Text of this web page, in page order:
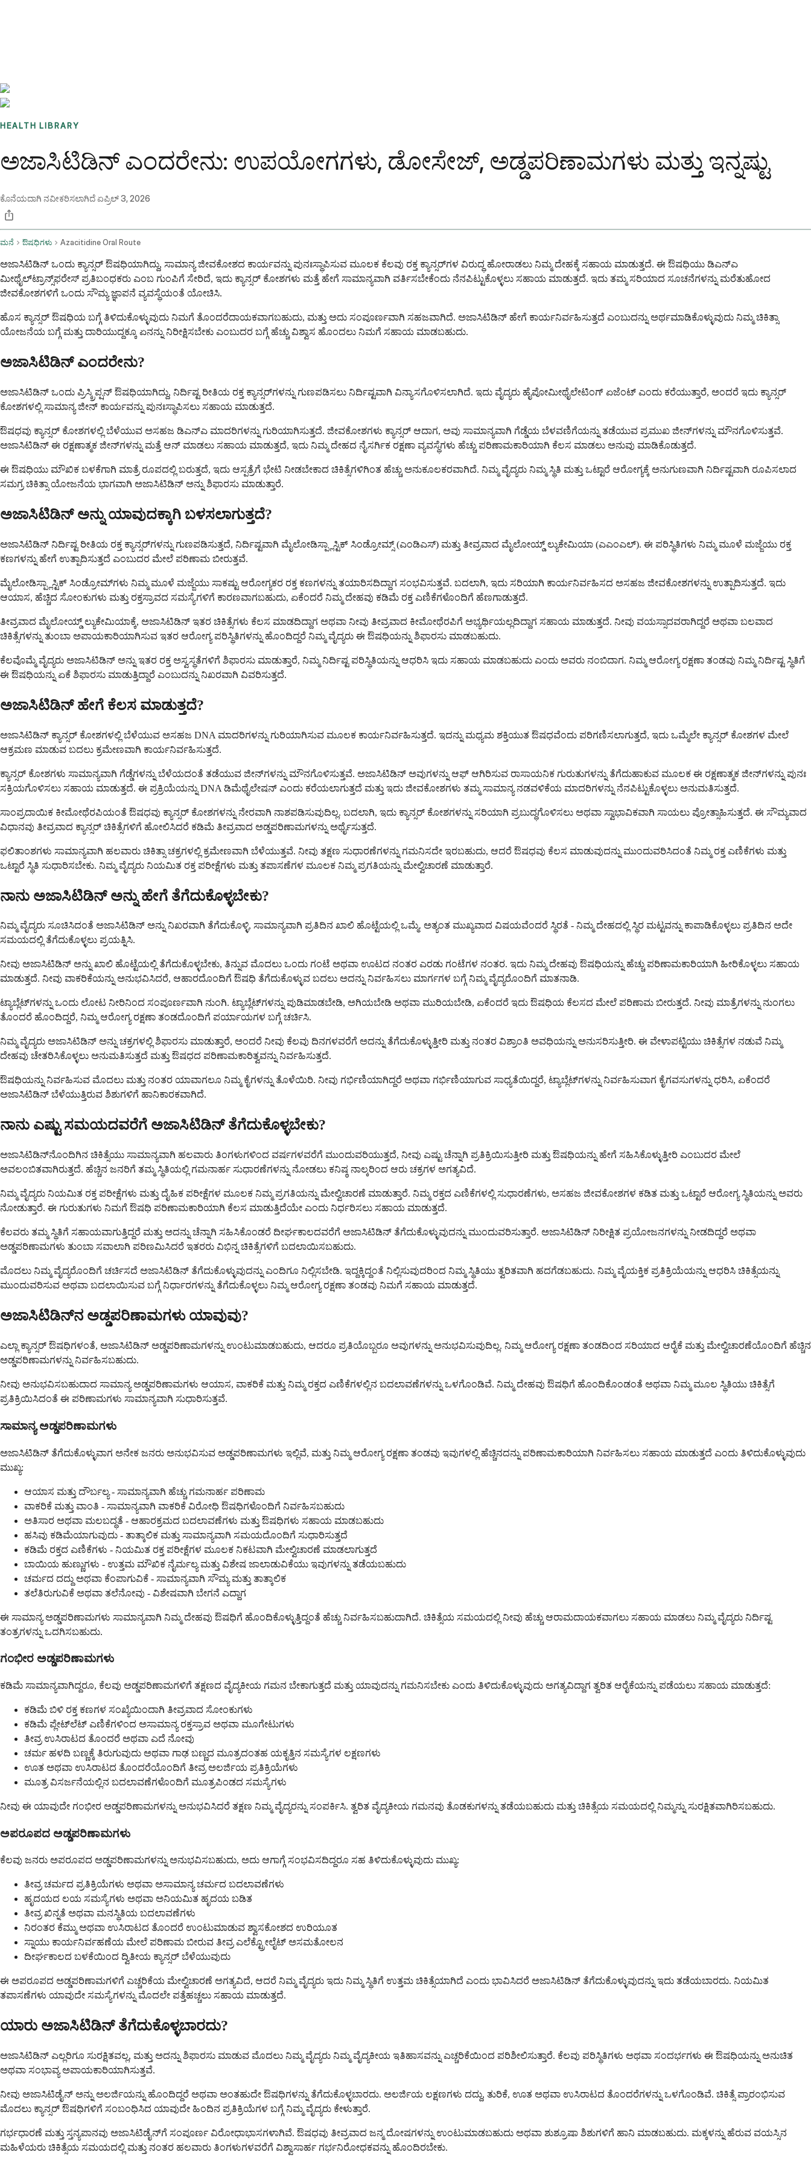
HEALTH LIBRARY
ಅಜಾಸಿಟಿಡಿನ್ ಎಂದರೇನು: ಉಪಯೋಗಗಳು, ಡೋಸೇಜ್, ಅಡ್ಡಪರಿಣಾಮಗಳು ಮತ್ತು ಇನ್ನಷ್ಟು
ಕೊನೆಯದಾಗಿ ನವೀಕರಿಸಲಾಗಿದೆಏಪ್ರಿಲ್ 3, 2026
ಮನೆ ಔಷಧಿಗಳು Azacitidine Oral Route
ಅಜಾಸಿಟಿಡಿನ್ ಒಂದು ಕ್ಯಾನ್ಸರ್ ಔಷಧಿಯಾಗಿದ್ದು, ಸಾಮಾನ್ಯ ಜೀವಕೋಶದ ಕಾರ್ಯವನ್ನು ಪುನಃಸ್ಥಾಪಿಸುವ ಮೂಲಕ ಕೆಲವು ರಕ್ತ ಕ್ಯಾನ್ಸರ್‌ಗಳ ವಿರುದ್ಧ ಹೋರಾಡಲು ನಿಮ್ಮ ದೇಹಕ್ಕೆ ಸಹಾಯ ಮಾಡುತ್ತದೆ. ಈ ಔಷಧಿಯು ಡಿಎನ್ಎ
ಮೀಥೈಲ್‌ಟ್ರಾನ್ಸ್‌ಫರೇಸ್ ಪ್ರತಿಬಂಧಕರು ಎಂಬ ಗುಂಪಿಗೆ ಸೇರಿದೆ, ಇದು ಕ್ಯಾನ್ಸರ್ ಕೋಶಗಳು ಮತ್ತೆ ಹೇಗೆ ಸಾಮಾನ್ಯವಾಗಿ ವರ್ತಿಸಬೇಕೆಂದು ನೆನಪಿಟ್ಟುಕೊಳ್ಳಲು ಸಹಾಯ ಮಾಡುತ್ತದೆ. ಇದು ತಮ್ಮ ಸರಿಯಾದ ಸೂಚನೆಗಳನ್ನು ಮರೆತುಹೋದ
ಜೀವಕೋಶಗಳಿಗೆ ಒಂದು ಸೌಮ್ಯ ಜ್ಞಾಪನೆ ವ್ಯವಸ್ಥೆಯಂತೆ ಯೋಚಿಸಿ.
ಹೊಸ ಕ್ಯಾನ್ಸರ್ ಔಷಧಿಯ ಬಗ್ಗೆ ತಿಳಿದುಕೊಳ್ಳುವುದು ನಿಮಗೆ ತೊಂದರೆದಾಯಕವಾಗಬಹುದು, ಮತ್ತು ಅದು ಸಂಪೂರ್ಣವಾಗಿ ಸಹಜವಾಗಿದೆ. ಅಜಾಸಿಟಿಡಿನ್ ಹೇಗೆ ಕಾರ್ಯನಿರ್ವಹಿಸುತ್ತದೆ ಎಂಬುದನ್ನು ಅರ್ಥಮಾಡಿಕೊಳ್ಳುವುದು ನಿಮ್ಮ ಚಿಕಿತ್ಸಾ
ಯೋಜನೆಯ ಬಗ್ಗೆ ಮತ್ತು ದಾರಿಯುದ್ದಕ್ಕೂ ಏನನ್ನು ನಿರೀಕ್ಷಿಸಬೇಕು ಎಂಬುದರ ಬಗ್ಗೆ ಹೆಚ್ಚು ವಿಶ್ವಾಸ ಹೊಂದಲು ನಿಮಗೆ ಸಹಾಯ ಮಾಡಬಹುದು.
ಅಜಾಸಿಟಿಡಿನ್ ಎಂದರೇನು?
ಅಜಾಸಿಟಿಡಿನ್ ಒಂದು ಪ್ರಿಸ್ಕ್ರಿಪ್ಷನ್ ಔಷಧಿಯಾಗಿದ್ದು, ನಿರ್ದಿಷ್ಟ ರೀತಿಯ ರಕ್ತ ಕ್ಯಾನ್ಸರ್‌ಗಳನ್ನು ಗುಣಪಡಿಸಲು ನಿರ್ದಿಷ್ಟವಾಗಿ ವಿನ್ಯಾಸಗೊಳಿಸಲಾಗಿದೆ. ಇದು ವೈದ್ಯರು ಹೈಪೋಮೀಥೈಲೇಟಿಂಗ್ ಏಜೆಂಟ್ ಎಂದು ಕರೆಯುತ್ತಾರೆ, ಅಂದರೆ ಇದು ಕ್ಯಾನ್ಸರ್
ಕೋಶಗಳಲ್ಲಿ ಸಾಮಾನ್ಯ ಜೀನ್ ಕಾರ್ಯವನ್ನು ಪುನಃಸ್ಥಾಪಿಸಲು ಸಹಾಯ ಮಾಡುತ್ತದೆ.
ಔಷಧವು ಕ್ಯಾನ್ಸರ್ ಕೋಶಗಳಲ್ಲಿ ಬೆಳೆಯುವ ಅಸಹಜ ಡಿಎನ್ಎ ಮಾದರಿಗಳನ್ನು ಗುರಿಯಾಗಿಸುತ್ತದೆ. ಜೀವಕೋಶಗಳು ಕ್ಯಾನ್ಸರ್ ಆದಾಗ, ಅವು ಸಾಮಾನ್ಯವಾಗಿ ಗೆಡ್ಡೆಯ ಬೆಳವಣಿಗೆಯನ್ನು ತಡೆಯುವ ಪ್ರಮುಖ ಜೀನ್‌ಗಳನ್ನು ಮೌನಗೊಳಿಸುತ್ತವೆ.
ಅಜಾಸಿಟಿಡಿನ್ ಈ ರಕ್ಷಣಾತ್ಮಕ ಜೀನ್‌ಗಳನ್ನು ಮತ್ತೆ ಆನ್ ಮಾಡಲು ಸಹಾಯ ಮಾಡುತ್ತದೆ, ಇದು ನಿಮ್ಮ ದೇಹದ ನೈಸರ್ಗಿಕ ರಕ್ಷಣಾ ವ್ಯವಸ್ಥೆಗಳು ಹೆಚ್ಚು ಪರಿಣಾಮಕಾರಿಯಾಗಿ ಕೆಲಸ ಮಾಡಲು ಅನುವು ಮಾಡಿಕೊಡುತ್ತದೆ.
ಈ ಔಷಧಿಯು ಮೌಖಿಕ ಬಳಕೆಗಾಗಿ ಮಾತ್ರೆ ರೂಪದಲ್ಲಿ ಬರುತ್ತದೆ, ಇದು ಆಸ್ಪತ್ರೆಗೆ ಭೇಟಿ ನೀಡಬೇಕಾದ ಚಿಕಿತ್ಸೆಗಳಿಗಿಂತ ಹೆಚ್ಚು ಅನುಕೂಲಕರವಾಗಿದೆ. ನಿಮ್ಮ ವೈದ್ಯರು ನಿಮ್ಮ ಸ್ಥಿತಿ ಮತ್ತು ಒಟ್ಟಾರೆ ಆರೋಗ್ಯಕ್ಕೆ ಅನುಗುಣವಾಗಿ ನಿರ್ದಿಷ್ಟವಾಗಿ ರೂಪಿಸಲಾದ
ಸಮಗ್ರ ಚಿಕಿತ್ಸಾ ಯೋಜನೆಯ ಭಾಗವಾಗಿ ಅಜಾಸಿಟಿಡಿನ್ ಅನ್ನು ಶಿಫಾರಸು ಮಾಡುತ್ತಾರೆ.
ಅಜಾಸಿಟಿಡಿನ್ ಅನ್ನು ಯಾವುದಕ್ಕಾಗಿ ಬಳಸಲಾಗುತ್ತದೆ?
ಅಜಾಸಿಟಿಡಿನ್ ನಿರ್ದಿಷ್ಟ ರೀತಿಯ ರಕ್ತ ಕ್ಯಾನ್ಸರ್‌ಗಳನ್ನು ಗುಣಪಡಿಸುತ್ತದೆ, ನಿರ್ದಿಷ್ಟವಾಗಿ ಮೈಲೋಡಿಸ್ಪ್ಲಾಸ್ಟಿಕ್ ಸಿಂಡ್ರೋಮ್ಸ್ (ಎಂಡಿಎಸ್) ಮತ್ತು ತೀವ್ರವಾದ ಮೈಲೋಯ್ಡ್ ಲ್ಯುಕೇಮಿಯಾ (ಎಎಂಎಲ್). ಈ ಪರಿಸ್ಥಿತಿಗಳು ನಿಮ್ಮ ಮೂಳೆ ಮಜ್ಜೆಯು ರಕ್ತ
ಕಣಗಳನ್ನು ಹೇಗೆ ಉತ್ಪಾದಿಸುತ್ತದೆ ಎಂಬುದರ ಮೇಲೆ ಪರಿಣಾಮ ಬೀರುತ್ತವೆ.
ಮೈಲೋಡಿಸ್ಪ್ಲಾಸ್ಟಿಕ್ ಸಿಂಡ್ರೋಮ್‌ಗಳು ನಿಮ್ಮ ಮೂಳೆ ಮಜ್ಜೆಯು ಸಾಕಷ್ಟು ಆರೋಗ್ಯಕರ ರಕ್ತ ಕಣಗಳನ್ನು ತಯಾರಿಸದಿದ್ದಾಗ ಸಂಭವಿಸುತ್ತವೆ. ಬದಲಾಗಿ, ಇದು ಸರಿಯಾಗಿ ಕಾರ್ಯನಿರ್ವಹಿಸದ ಅಸಹಜ ಜೀವಕೋಶಗಳನ್ನು ಉತ್ಪಾದಿಸುತ್ತದೆ. ಇದು
ಆಯಾಸ, ಹೆಚ್ಚಿದ ಸೋಂಕುಗಳು ಮತ್ತು ರಕ್ತಸ್ರಾವದ ಸಮಸ್ಯೆಗಳಿಗೆ ಕಾರಣವಾಗಬಹುದು, ಏಕೆಂದರೆ ನಿಮ್ಮ ದೇಹವು ಕಡಿಮೆ ರಕ್ತ ಎಣಿಕೆಗಳೊಂದಿಗೆ ಹೆಣಗಾಡುತ್ತದೆ.
ತೀವ್ರವಾದ ಮೈಲೋಯ್ಡ್ ಲ್ಯುಕೇಮಿಯಾಕ್ಕೆ, ಅಜಾಸಿಟಿಡಿನ್ ಇತರ ಚಿಕಿತ್ಸೆಗಳು ಕೆಲಸ ಮಾಡದಿದ್ದಾಗ ಅಥವಾ ನೀವು ತೀವ್ರವಾದ ಕೀಮೋಥೆರಪಿಗೆ ಅಭ್ಯರ್ಥಿಯಲ್ಲದಿದ್ದಾಗ ಸಹಾಯ ಮಾಡುತ್ತದೆ. ನೀವು ವಯಸ್ಸಾದವರಾಗಿದ್ದರೆ ಅಥವಾ ಬಲವಾದ
ಚಿಕಿತ್ಸೆಗಳನ್ನು ತುಂಬಾ ಅಪಾಯಕಾರಿಯಾಗಿಸುವ ಇತರ ಆರೋಗ್ಯ ಪರಿಸ್ಥಿತಿಗಳನ್ನು ಹೊಂದಿದ್ದರೆ ನಿಮ್ಮ ವೈದ್ಯರು ಈ ಔಷಧಿಯನ್ನು ಶಿಫಾರಸು ಮಾಡಬಹುದು.
ಕೆಲವೊಮ್ಮೆ ವೈದ್ಯರು ಅಜಾಸಿಟಿಡಿನ್ ಅನ್ನು ಇತರ ರಕ್ತ ಅಸ್ವಸ್ಥತೆಗಳಿಗೆ ಶಿಫಾರಸು ಮಾಡುತ್ತಾರೆ, ನಿಮ್ಮ ನಿರ್ದಿಷ್ಟ ಪರಿಸ್ಥಿತಿಯನ್ನು ಆಧರಿಸಿ ಇದು ಸಹಾಯ ಮಾಡಬಹುದು ಎಂದು ಅವರು ನಂಬಿದಾಗ. ನಿಮ್ಮ ಆರೋಗ್ಯ ರಕ್ಷಣಾ ತಂಡವು ನಿಮ್ಮ ನಿರ್ದಿಷ್ಟ ಸ್ಥಿತಿಗೆ
ಈ ಔಷಧಿಯನ್ನು ಏಕೆ ಶಿಫಾರಸು ಮಾಡುತ್ತಿದ್ದಾರೆ ಎಂಬುದನ್ನು ನಿಖರವಾಗಿ ವಿವರಿಸುತ್ತದೆ.
ಅಜಾಸಿಟಿಡಿನ್ ಹೇಗೆ ಕೆಲಸ ಮಾಡುತ್ತದೆ?
ಅಜಾಸಿಟಿಡಿನ್ ಕ್ಯಾನ್ಸರ್ ಕೋಶಗಳಲ್ಲಿ ಬೆಳೆಯುವ ಅಸಹಜ DNA ಮಾದರಿಗಳನ್ನು ಗುರಿಯಾಗಿಸುವ ಮೂಲಕ ಕಾರ್ಯನಿರ್ವಹಿಸುತ್ತದೆ. ಇದನ್ನು ಮಧ್ಯಮ ಶಕ್ತಿಯುತ ಔಷಧವೆಂದು ಪರಿಗಣಿಸಲಾಗುತ್ತದೆ, ಇದು ಒಮ್ಮೆಲೇ ಕ್ಯಾನ್ಸರ್ ಕೋಶಗಳ ಮೇಲೆ
ಆಕ್ರಮಣ ಮಾಡುವ ಬದಲು ಕ್ರಮೇಣವಾಗಿ ಕಾರ್ಯನಿರ್ವಹಿಸುತ್ತದೆ.
ಕ್ಯಾನ್ಸರ್ ಕೋಶಗಳು ಸಾಮಾನ್ಯವಾಗಿ ಗೆಡ್ಡೆಗಳನ್ನು ಬೆಳೆಯದಂತೆ ತಡೆಯುವ ಜೀನ್‌ಗಳನ್ನು ಮೌನಗೊಳಿಸುತ್ತವೆ. ಅಜಾಸಿಟಿಡಿನ್ ಅವುಗಳನ್ನು ಆಫ್ ಆಗಿರಿಸುವ ರಾಸಾಯನಿಕ ಗುರುತುಗಳನ್ನು ತೆಗೆದುಹಾಕುವ ಮೂಲಕ ಈ ರಕ್ಷಣಾತ್ಮಕ ಜೀನ್‌ಗಳನ್ನು ಪುನಃ
ಸಕ್ರಿಯಗೊಳಿಸಲು ಸಹಾಯ ಮಾಡುತ್ತದೆ. ಈ ಪ್ರಕ್ರಿಯೆಯನ್ನು DNA ಡಿಮೆಥೈಲೇಷನ್ ಎಂದು ಕರೆಯಲಾಗುತ್ತದೆ ಮತ್ತು ಇದು ಜೀವಕೋಶಗಳು ತಮ್ಮ ಸಾಮಾನ್ಯ ನಡವಳಿಕೆಯ ಮಾದರಿಗಳನ್ನು ನೆನಪಿಟ್ಟುಕೊಳ್ಳಲು ಅನುಮತಿಸುತ್ತದೆ.
ಸಾಂಪ್ರದಾಯಿಕ ಕೀಮೋಥೆರಪಿಯಂತೆ ಔಷಧವು ಕ್ಯಾನ್ಸರ್ ಕೋಶಗಳನ್ನು ನೇರವಾಗಿ ನಾಶಪಡಿಸುವುದಿಲ್ಲ. ಬದಲಾಗಿ, ಇದು ಕ್ಯಾನ್ಸರ್ ಕೋಶಗಳನ್ನು ಸರಿಯಾಗಿ ಪ್ರಬುದ್ಧಗೊಳಿಸಲು ಅಥವಾ ಸ್ವಾಭಾವಿಕವಾಗಿ ಸಾಯಲು ಪ್ರೋತ್ಸಾಹಿಸುತ್ತದೆ. ಈ ಸೌಮ್ಯವಾದ
ವಿಧಾನವು ತೀವ್ರವಾದ ಕ್ಯಾನ್ಸರ್ ಚಿಕಿತ್ಸೆಗಳಿಗೆ ಹೋಲಿಸಿದರೆ ಕಡಿಮೆ ತೀವ್ರವಾದ ಅಡ್ಡಪರಿಣಾಮಗಳನ್ನು ಅರ್ಥೈಸುತ್ತದೆ.
ಫಲಿತಾಂಶಗಳು ಸಾಮಾನ್ಯವಾಗಿ ಹಲವಾರು ಚಿಕಿತ್ಸಾ ಚಕ್ರಗಳಲ್ಲಿ ಕ್ರಮೇಣವಾಗಿ ಬೆಳೆಯುತ್ತವೆ. ನೀವು ತಕ್ಷಣ ಸುಧಾರಣೆಗಳನ್ನು ಗಮನಿಸದೇ ಇರಬಹುದು, ಆದರೆ ಔಷಧವು ಕೆಲಸ ಮಾಡುವುದನ್ನು ಮುಂದುವರಿಸಿದಂತೆ ನಿಮ್ಮ ರಕ್ತ ಎಣಿಕೆಗಳು ಮತ್ತು
ಒಟ್ಟಾರೆ ಸ್ಥಿತಿ ಸುಧಾರಿಸಬೇಕು. ನಿಮ್ಮ ವೈದ್ಯರು ನಿಯಮಿತ ರಕ್ತ ಪರೀಕ್ಷೆಗಳು ಮತ್ತು ತಪಾಸಣೆಗಳ ಮೂಲಕ ನಿಮ್ಮ ಪ್ರಗತಿಯನ್ನು ಮೇಲ್ವಿಚಾರಣೆ ಮಾಡುತ್ತಾರೆ.
ನಾನು ಅಜಾಸಿಟಿಡಿನ್ ಅನ್ನು ಹೇಗೆ ತೆಗೆದುಕೊಳ್ಳಬೇಕು?
ನಿಮ್ಮ ವೈದ್ಯರು ಸೂಚಿಸಿದಂತೆ ಅಜಾಸಿಟಿಡಿನ್ ಅನ್ನು ನಿಖರವಾಗಿ ತೆಗೆದುಕೊಳ್ಳಿ, ಸಾಮಾನ್ಯವಾಗಿ ಪ್ರತಿದಿನ ಖಾಲಿ ಹೊಟ್ಟೆಯಲ್ಲಿ ಒಮ್ಮೆ. ಅತ್ಯಂತ ಮುಖ್ಯವಾದ ವಿಷಯವೆಂದರೆ ಸ್ಥಿರತೆ - ನಿಮ್ಮ ದೇಹದಲ್ಲಿ ಸ್ಥಿರ ಮಟ್ಟವನ್ನು ಕಾಪಾಡಿಕೊಳ್ಳಲು ಪ್ರತಿದಿನ ಅದೇ
ಸಮಯದಲ್ಲಿ ತೆಗೆದುಕೊಳ್ಳಲು ಪ್ರಯತ್ನಿಸಿ.
ನೀವು ಅಜಾಸಿಟಿಡಿನ್ ಅನ್ನು ಖಾಲಿ ಹೊಟ್ಟೆಯಲ್ಲಿ ತೆಗೆದುಕೊಳ್ಳಬೇಕು, ತಿನ್ನುವ ಮೊದಲು ಒಂದು ಗಂಟೆ ಅಥವಾ ಊಟದ ನಂತರ ಎರಡು ಗಂಟೆಗಳ ನಂತರ. ಇದು ನಿಮ್ಮ ದೇಹವು ಔಷಧಿಯನ್ನು ಹೆಚ್ಚು ಪರಿಣಾಮಕಾರಿಯಾಗಿ ಹೀರಿಕೊಳ್ಳಲು ಸಹಾಯ
ಮಾಡುತ್ತದೆ. ನೀವು ವಾಕರಿಕೆಯನ್ನು ಅನುಭವಿಸಿದರೆ, ಆಹಾರದೊಂದಿಗೆ ಔಷಧಿ ತೆಗೆದುಕೊಳ್ಳುವ ಬದಲು ಅದನ್ನು ನಿರ್ವಹಿಸಲು ಮಾರ್ಗಗಳ ಬಗ್ಗೆ ನಿಮ್ಮ ವೈದ್ಯರೊಂದಿಗೆ ಮಾತನಾಡಿ.
ಟ್ಯಾಬ್ಲೆಟ್‌ಗಳನ್ನು ಒಂದು ಲೋಟ ನೀರಿನಿಂದ ಸಂಪೂರ್ಣವಾಗಿ ನುಂಗಿ. ಟ್ಯಾಬ್ಲೆಟ್‌ಗಳನ್ನು ಪುಡಿಮಾಡಬೇಡಿ, ಅಗಿಯಬೇಡಿ ಅಥವಾ ಮುರಿಯಬೇಡಿ, ಏಕೆಂದರೆ ಇದು ಔಷಧಿಯ ಕೆಲಸದ ಮೇಲೆ ಪರಿಣಾಮ ಬೀರುತ್ತದೆ. ನೀವು ಮಾತ್ರೆಗಳನ್ನು ನುಂಗಲು
ತೊಂದರೆ ಹೊಂದಿದ್ದರೆ, ನಿಮ್ಮ ಆರೋಗ್ಯ ರಕ್ಷಣಾ ತಂಡದೊಂದಿಗೆ ಪರ್ಯಾಯಗಳ ಬಗ್ಗೆ ಚರ್ಚಿಸಿ.
ನಿಮ್ಮ ವೈದ್ಯರು ಅಜಾಸಿಟಿಡಿನ್ ಅನ್ನು ಚಕ್ರಗಳಲ್ಲಿ ಶಿಫಾರಸು ಮಾಡುತ್ತಾರೆ, ಅಂದರೆ ನೀವು ಕೆಲವು ದಿನಗಳವರೆಗೆ ಅದನ್ನು ತೆಗೆದುಕೊಳ್ಳುತ್ತೀರಿ ಮತ್ತು ನಂತರ ವಿಶ್ರಾಂತಿ ಅವಧಿಯನ್ನು ಅನುಸರಿಸುತ್ತೀರಿ. ಈ ವೇಳಾಪಟ್ಟಿಯು ಚಿಕಿತ್ಸೆಗಳ ನಡುವೆ ನಿಮ್ಮ
ದೇಹವು ಚೇತರಿಸಿಕೊಳ್ಳಲು ಅನುಮತಿಸುತ್ತದೆ ಮತ್ತು ಔಷಧದ ಪರಿಣಾಮಕಾರಿತ್ವವನ್ನು ನಿರ್ವಹಿಸುತ್ತದೆ.
ಔಷಧಿಯನ್ನು ನಿರ್ವಹಿಸುವ ಮೊದಲು ಮತ್ತು ನಂತರ ಯಾವಾಗಲೂ ನಿಮ್ಮ ಕೈಗಳನ್ನು ತೊಳೆಯಿರಿ. ನೀವು ಗರ್ಭಿಣಿಯಾಗಿದ್ದರೆ ಅಥವಾ ಗರ್ಭಿಣಿಯಾಗುವ ಸಾಧ್ಯತೆಯಿದ್ದರೆ, ಟ್ಯಾಬ್ಲೆಟ್‌ಗಳನ್ನು ನಿರ್ವಹಿಸುವಾಗ ಕೈಗವಸುಗಳನ್ನು ಧರಿಸಿ, ಏಕೆಂದರೆ
ಅಜಾಸಿಟಿಡಿನ್ ಬೆಳೆಯುತ್ತಿರುವ ಶಿಶುಗಳಿಗೆ ಹಾನಿಕಾರಕವಾಗಿದೆ.
ನಾನು ಎಷ್ಟು ಸಮಯದವರೆಗೆ ಅಜಾಸಿಟಿಡಿನ್ ತೆಗೆದುಕೊಳ್ಳಬೇಕು?
ಅಜಾಸಿಟಿಡಿನ್‌ನೊಂದಿಗಿನ ಚಿಕಿತ್ಸೆಯು ಸಾಮಾನ್ಯವಾಗಿ ಹಲವಾರು ತಿಂಗಳುಗಳಿಂದ ವರ್ಷಗಳವರೆಗೆ ಮುಂದುವರಿಯುತ್ತದೆ, ನೀವು ಎಷ್ಟು ಚೆನ್ನಾಗಿ ಪ್ರತಿಕ್ರಿಯಿಸುತ್ತೀರಿ ಮತ್ತು ಔಷಧಿಯನ್ನು ಹೇಗೆ ಸಹಿಸಿಕೊಳ್ಳುತ್ತೀರಿ ಎಂಬುದರ ಮೇಲೆ
ಅವಲಂಬಿತವಾಗಿರುತ್ತದೆ. ಹೆಚ್ಚಿನ ಜನರಿಗೆ ತಮ್ಮ ಸ್ಥಿತಿಯಲ್ಲಿ ಗಮನಾರ್ಹ ಸುಧಾರಣೆಗಳನ್ನು ನೋಡಲು ಕನಿಷ್ಠ ನಾಲ್ಕರಿಂದ ಆರು ಚಕ್ರಗಳ ಅಗತ್ಯವಿದೆ.
ನಿಮ್ಮ ವೈದ್ಯರು ನಿಯಮಿತ ರಕ್ತ ಪರೀಕ್ಷೆಗಳು ಮತ್ತು ದೈಹಿಕ ಪರೀಕ್ಷೆಗಳ ಮೂಲಕ ನಿಮ್ಮ ಪ್ರಗತಿಯನ್ನು ಮೇಲ್ವಿಚಾರಣೆ ಮಾಡುತ್ತಾರೆ. ನಿಮ್ಮ ರಕ್ತದ ಎಣಿಕೆಗಳಲ್ಲಿ ಸುಧಾರಣೆಗಳು, ಅಸಹಜ ಜೀವಕೋಶಗಳ ಕಡಿತ ಮತ್ತು ಒಟ್ಟಾರೆ ಆರೋಗ್ಯ ಸ್ಥಿತಿಯನ್ನು ಅವರು
ನೋಡುತ್ತಾರೆ. ಈ ಗುರುತುಗಳು ನಿಮಗೆ ಔಷಧಿ ಪರಿಣಾಮಕಾರಿಯಾಗಿ ಕೆಲಸ ಮಾಡುತ್ತಿದೆಯೇ ಎಂದು ನಿರ್ಧರಿಸಲು ಸಹಾಯ ಮಾಡುತ್ತದೆ.
ಕೆಲವರು ತಮ್ಮ ಸ್ಥಿತಿಗೆ ಸಹಾಯವಾಗುತ್ತಿದ್ದರೆ ಮತ್ತು ಅದನ್ನು ಚೆನ್ನಾಗಿ ಸಹಿಸಿಕೊಂಡರೆ ದೀರ್ಘಕಾಲದವರೆಗೆ ಅಜಾಸಿಟಿಡಿನ್ ತೆಗೆದುಕೊಳ್ಳುವುದನ್ನು ಮುಂದುವರಿಸುತ್ತಾರೆ. ಅಜಾಸಿಟಿಡಿನ್ ನಿರೀಕ್ಷಿತ ಪ್ರಯೋಜನಗಳನ್ನು ನೀಡದಿದ್ದರೆ ಅಥವಾ
ಅಡ್ಡಪರಿಣಾಮಗಳು ತುಂಬಾ ಸವಾಲಾಗಿ ಪರಿಣಮಿಸಿದರೆ ಇತರರು ವಿಭಿನ್ನ ಚಿಕಿತ್ಸೆಗಳಿಗೆ ಬದಲಾಯಿಸಬಹುದು.
ಮೊದಲು ನಿಮ್ಮ ವೈದ್ಯರೊಂದಿಗೆ ಚರ್ಚಿಸದೆ ಅಜಾಸಿಟಿಡಿನ್ ತೆಗೆದುಕೊಳ್ಳುವುದನ್ನು ಎಂದಿಗೂ ನಿಲ್ಲಿಸಬೇಡಿ. ಇದ್ದಕ್ಕಿದ್ದಂತೆ ನಿಲ್ಲಿಸುವುದರಿಂದ ನಿಮ್ಮ ಸ್ಥಿತಿಯು ತ್ವರಿತವಾಗಿ ಹದಗೆಡಬಹುದು. ನಿಮ್ಮ ವೈಯಕ್ತಿಕ ಪ್ರತಿಕ್ರಿಯೆಯನ್ನು ಆಧರಿಸಿ ಚಿಕಿತ್ಸೆಯನ್ನು
ಮುಂದುವರಿಸುವ ಅಥವಾ ಬದಲಾಯಿಸುವ ಬಗ್ಗೆ ನಿರ್ಧಾರಗಳನ್ನು ತೆಗೆದುಕೊಳ್ಳಲು ನಿಮ್ಮ ಆರೋಗ್ಯ ರಕ್ಷಣಾ ತಂಡವು ನಿಮಗೆ ಸಹಾಯ ಮಾಡುತ್ತದೆ.
ಅಜಾಸಿಟಿಡಿನ್‌ನ ಅಡ್ಡಪರಿಣಾಮಗಳು ಯಾವುವು?
ಎಲ್ಲಾ ಕ್ಯಾನ್ಸರ್ ಔಷಧಿಗಳಂತೆ, ಅಜಾಸಿಟಿಡಿನ್ ಅಡ್ಡಪರಿಣಾಮಗಳನ್ನು ಉಂಟುಮಾಡಬಹುದು, ಆದರೂ ಪ್ರತಿಯೊಬ್ಬರೂ ಅವುಗಳನ್ನು ಅನುಭವಿಸುವುದಿಲ್ಲ. ನಿಮ್ಮ ಆರೋಗ್ಯ ರಕ್ಷಣಾ ತಂಡದಿಂದ ಸರಿಯಾದ ಆರೈಕೆ ಮತ್ತು ಮೇಲ್ವಿಚಾರಣೆಯೊಂದಿಗೆ ಹೆಚ್ಚಿನ
ಅಡ್ಡಪರಿಣಾಮಗಳನ್ನು ನಿರ್ವಹಿಸಬಹುದು.
ನೀವು ಅನುಭವಿಸಬಹುದಾದ ಸಾಮಾನ್ಯ ಅಡ್ಡಪರಿಣಾಮಗಳು ಆಯಾಸ, ವಾಕರಿಕೆ ಮತ್ತು ನಿಮ್ಮ ರಕ್ತದ ಎಣಿಕೆಗಳಲ್ಲಿನ ಬದಲಾವಣೆಗಳನ್ನು ಒಳಗೊಂಡಿವೆ. ನಿಮ್ಮ ದೇಹವು ಔಷಧಿಗೆ ಹೊಂದಿಕೊಂಡಂತೆ ಅಥವಾ ನಿಮ್ಮ ಮೂಲ ಸ್ಥಿತಿಯು ಚಿಕಿತ್ಸೆಗೆ
ಪ್ರತಿಕ್ರಿಯಿಸಿದಂತೆ ಈ ಪರಿಣಾಮಗಳು ಸಾಮಾನ್ಯವಾಗಿ ಸುಧಾರಿಸುತ್ತವೆ.
ಸಾಮಾನ್ಯ ಅಡ್ಡಪರಿಣಾಮಗಳು
ಅಜಾಸಿಟಿಡಿನ್ ತೆಗೆದುಕೊಳ್ಳುವಾಗ ಅನೇಕ ಜನರು ಅನುಭವಿಸುವ ಅಡ್ಡಪರಿಣಾಮಗಳು ಇಲ್ಲಿವೆ, ಮತ್ತು ನಿಮ್ಮ ಆರೋಗ್ಯ ರಕ್ಷಣಾ ತಂಡವು ಇವುಗಳಲ್ಲಿ ಹೆಚ್ಚಿನದನ್ನು ಪರಿಣಾಮಕಾರಿಯಾಗಿ ನಿರ್ವಹಿಸಲು ಸಹಾಯ ಮಾಡುತ್ತದೆ ಎಂದು ತಿಳಿದುಕೊಳ್ಳುವುದು
ಮುಖ್ಯ:
ಆಯಾಸ ಮತ್ತು ದೌರ್ಬಲ್ಯ - ಸಾಮಾನ್ಯವಾಗಿ ಹೆಚ್ಚು ಗಮನಾರ್ಹ ಪರಿಣಾಮ
ವಾಕರಿಕೆ ಮತ್ತು ವಾಂತಿ - ಸಾಮಾನ್ಯವಾಗಿ ವಾಕರಿಕೆ ವಿರೋಧಿ ಔಷಧಿಗಳೊಂದಿಗೆ ನಿರ್ವಹಿಸಬಹುದು
ಅತಿಸಾರ ಅಥವಾ ಮಲಬದ್ಧತೆ - ಆಹಾರಕ್ರಮದ ಬದಲಾವಣೆಗಳು ಮತ್ತು ಔಷಧಿಗಳು ಸಹಾಯ ಮಾಡಬಹುದು
ಹಸಿವು ಕಡಿಮೆಯಾಗುವುದು - ತಾತ್ಕಾಲಿಕ ಮತ್ತು ಸಾಮಾನ್ಯವಾಗಿ ಸಮಯದೊಂದಿಗೆ ಸುಧಾರಿಸುತ್ತದೆ
ಕಡಿಮೆ ರಕ್ತದ ಎಣಿಕೆಗಳು - ನಿಯಮಿತ ರಕ್ತ ಪರೀಕ್ಷೆಗಳ ಮೂಲಕ ನಿಕಟವಾಗಿ ಮೇಲ್ವಿಚಾರಣೆ ಮಾಡಲಾಗುತ್ತದೆ
ಬಾಯಿಯ ಹುಣ್ಣುಗಳು - ಉತ್ತಮ ಮೌಖಿಕ ನೈರ್ಮಲ್ಯ ಮತ್ತು ವಿಶೇಷ ಜಾಲಾಡುವಿಕೆಯು ಇವುಗಳನ್ನು ತಡೆಯಬಹುದು
ಚರ್ಮದ ದದ್ದು ಅಥವಾ ಕೆಂಪಾಗುವಿಕೆ - ಸಾಮಾನ್ಯವಾಗಿ ಸೌಮ್ಯ ಮತ್ತು ತಾತ್ಕಾಲಿಕ
ತಲೆತಿರುಗುವಿಕೆ ಅಥವಾ ತಲೆನೋವು - ವಿಶೇಷವಾಗಿ ಬೇಗನೆ ಎದ್ದಾಗ
ಈ ಸಾಮಾನ್ಯ ಅಡ್ಡಪರಿಣಾಮಗಳು ಸಾಮಾನ್ಯವಾಗಿ ನಿಮ್ಮ ದೇಹವು ಔಷಧಿಗೆ ಹೊಂದಿಕೊಳ್ಳುತ್ತಿದ್ದಂತೆ ಹೆಚ್ಚು ನಿರ್ವಹಿಸಬಹುದಾಗಿದೆ. ಚಿಕಿತ್ಸೆಯ ಸಮಯದಲ್ಲಿ ನೀವು ಹೆಚ್ಚು ಆರಾಮದಾಯಕವಾಗಲು ಸಹಾಯ ಮಾಡಲು ನಿಮ್ಮ ವೈದ್ಯರು ನಿರ್ದಿಷ್ಟ
ತಂತ್ರಗಳನ್ನು ಒದಗಿಸಬಹುದು.
ಗಂಭೀರ ಅಡ್ಡಪರಿಣಾಮಗಳು
ಕಡಿಮೆ ಸಾಮಾನ್ಯವಾಗಿದ್ದರೂ, ಕೆಲವು ಅಡ್ಡಪರಿಣಾಮಗಳಿಗೆ ತಕ್ಷಣದ ವೈದ್ಯಕೀಯ ಗಮನ ಬೇಕಾಗುತ್ತದೆ ಮತ್ತು ಯಾವುದನ್ನು ಗಮನಿಸಬೇಕು ಎಂದು ತಿಳಿದುಕೊಳ್ಳುವುದು ಅಗತ್ಯವಿದ್ದಾಗ ತ್ವರಿತ ಆರೈಕೆಯನ್ನು ಪಡೆಯಲು ಸಹಾಯ ಮಾಡುತ್ತದೆ:
ಕಡಿಮೆ ಬಿಳಿ ರಕ್ತ ಕಣಗಳ ಸಂಖ್ಯೆಯಿಂದಾಗಿ ತೀವ್ರವಾದ ಸೋಂಕುಗಳು
ಕಡಿಮೆ ಪ್ಲೇಟ್‌ಲೆಟ್ ಎಣಿಕೆಗಳಿಂದ ಅಸಾಮಾನ್ಯ ರಕ್ತಸ್ರಾವ ಅಥವಾ ಮೂಗೇಟುಗಳು
ತೀವ್ರ ಉಸಿರಾಟದ ತೊಂದರೆ ಅಥವಾ ಎದೆ ನೋವು
ಚರ್ಮ ಹಳದಿ ಬಣ್ಣಕ್ಕೆ ತಿರುಗುವುದು ಅಥವಾ ಗಾಢ ಬಣ್ಣದ ಮೂತ್ರದಂತಹ ಯಕೃತ್ತಿನ ಸಮಸ್ಯೆಗಳ ಲಕ್ಷಣಗಳು
ಊತ ಅಥವಾ ಉಸಿರಾಟದ ತೊಂದರೆಯೊಂದಿಗೆ ತೀವ್ರ ಅಲರ್ಜಿಯ ಪ್ರತಿಕ್ರಿಯೆಗಳು
ಮೂತ್ರ ವಿಸರ್ಜನೆಯಲ್ಲಿನ ಬದಲಾವಣೆಗಳೊಂದಿಗೆ ಮೂತ್ರಪಿಂಡದ ಸಮಸ್ಯೆಗಳು
ನೀವು ಈ ಯಾವುದೇ ಗಂಭೀರ ಅಡ್ಡಪರಿಣಾಮಗಳನ್ನು ಅನುಭವಿಸಿದರೆ ತಕ್ಷಣ ನಿಮ್ಮ ವೈದ್ಯರನ್ನು ಸಂಪರ್ಕಿಸಿ. ತ್ವರಿತ ವೈದ್ಯಕೀಯ ಗಮನವು ತೊಡಕುಗಳನ್ನು ತಡೆಯಬಹುದು ಮತ್ತು ಚಿಕಿತ್ಸೆಯ ಸಮಯದಲ್ಲಿ ನಿಮ್ಮನ್ನು ಸುರಕ್ಷಿತವಾಗಿರಿಸಬಹುದು.
ಅಪರೂಪದ ಅಡ್ಡಪರಿಣಾಮಗಳು
ಕೆಲವು ಜನರು ಅಪರೂಪದ ಅಡ್ಡಪರಿಣಾಮಗಳನ್ನು ಅನುಭವಿಸಬಹುದು, ಅದು ಆಗಾಗ್ಗೆ ಸಂಭವಿಸದಿದ್ದರೂ ಸಹ ತಿಳಿದುಕೊಳ್ಳುವುದು ಮುಖ್ಯ:
ತೀವ್ರ ಚರ್ಮದ ಪ್ರತಿಕ್ರಿಯೆಗಳು ಅಥವಾ ಅಸಾಮಾನ್ಯ ಚರ್ಮದ ಬದಲಾವಣೆಗಳು
ಹೃದಯದ ಲಯ ಸಮಸ್ಯೆಗಳು ಅಥವಾ ಅನಿಯಮಿತ ಹೃದಯ ಬಡಿತ
ತೀವ್ರ ಖಿನ್ನತೆ ಅಥವಾ ಮನಸ್ಥಿತಿಯ ಬದಲಾವಣೆಗಳು
ನಿರಂತರ ಕೆಮ್ಮು ಅಥವಾ ಉಸಿರಾಟದ ತೊಂದರೆ ಉಂಟುಮಾಡುವ ಶ್ವಾಸಕೋಶದ ಉರಿಯೂತ
ಸ್ನಾಯು ಕಾರ್ಯನಿರ್ವಹಣೆಯ ಮೇಲೆ ಪರಿಣಾಮ ಬೀರುವ ತೀವ್ರ ಎಲೆಕ್ಟ್ರೋಲೈಟ್ ಅಸಮತೋಲನ
ದೀರ್ಘಕಾಲದ ಬಳಕೆಯಿಂದ ದ್ವಿತೀಯ ಕ್ಯಾನ್ಸರ್ ಬೆಳೆಯುವುದು
ಈ ಅಪರೂಪದ ಅಡ್ಡಪರಿಣಾಮಗಳಿಗೆ ಎಚ್ಚರಿಕೆಯ ಮೇಲ್ವಿಚಾರಣೆ ಅಗತ್ಯವಿದೆ, ಆದರೆ ನಿಮ್ಮ ವೈದ್ಯರು ಇದು ನಿಮ್ಮ ಸ್ಥಿತಿಗೆ ಉತ್ತಮ ಚಿಕಿತ್ಸೆಯಾಗಿದೆ ಎಂದು ಭಾವಿಸಿದರೆ ಅಜಾಸಿಟಿಡಿನ್ ತೆಗೆದುಕೊಳ್ಳುವುದನ್ನು ಇದು ತಡೆಯಬಾರದು. ನಿಯಮಿತ
ತಪಾಸಣೆಗಳು ಯಾವುದೇ ಸಮಸ್ಯೆಗಳನ್ನು ಮೊದಲೇ ಪತ್ತೆಹಚ್ಚಲು ಸಹಾಯ ಮಾಡುತ್ತದೆ.
ಯಾರು ಅಜಾಸಿಟಿಡಿನ್ ತೆಗೆದುಕೊಳ್ಳಬಾರದು?
ಅಜಾಸಿಟಿಡಿನ್ ಎಲ್ಲರಿಗೂ ಸುರಕ್ಷಿತವಲ್ಲ, ಮತ್ತು ಅದನ್ನು ಶಿಫಾರಸು ಮಾಡುವ ಮೊದಲು ನಿಮ್ಮ ವೈದ್ಯರು ನಿಮ್ಮ ವೈದ್ಯಕೀಯ ಇತಿಹಾಸವನ್ನು ಎಚ್ಚರಿಕೆಯಿಂದ ಪರಿಶೀಲಿಸುತ್ತಾರೆ. ಕೆಲವು ಪರಿಸ್ಥಿತಿಗಳು ಅಥವಾ ಸಂದರ್ಭಗಳು ಈ ಔಷಧಿಯನ್ನು ಅನುಚಿತ
ಅಥವಾ ಸಂಭಾವ್ಯ ಅಪಾಯಕಾರಿಯಾಗಿಸುತ್ತವೆ.
ನೀವು ಅಜಾಸಿಟಿಡೈನ್ ಅನ್ನು ಅಲರ್ಜಿಯನ್ನು ಹೊಂದಿದ್ದರೆ ಅಥವಾ ಅಂತಹುದೇ ಔಷಧಿಗಳನ್ನು ತೆಗೆದುಕೊಳ್ಳಬಾರದು. ಅಲರ್ಜಿಯ ಲಕ್ಷಣಗಳು ದದ್ದು, ತುರಿಕೆ, ಊತ ಅಥವಾ ಉಸಿರಾಟದ ತೊಂದರೆಗಳನ್ನು ಒಳಗೊಂಡಿವೆ. ಚಿಕಿತ್ಸೆ ಪ್ರಾರಂಭಿಸುವ
ಮೊದಲು ಕ್ಯಾನ್ಸರ್ ಔಷಧಿಗಳಿಗೆ ಸಂಬಂಧಿಸಿದ ಯಾವುದೇ ಹಿಂದಿನ ಪ್ರತಿಕ್ರಿಯೆಗಳ ಬಗ್ಗೆ ನಿಮ್ಮ ವೈದ್ಯರು ಕೇಳುತ್ತಾರೆ.
ಗರ್ಭಧಾರಣೆ ಮತ್ತು ಸ್ತನ್ಯಪಾನವು ಅಜಾಸಿಟಿಡೈನ್‌ಗೆ ಸಂಪೂರ್ಣ ವಿರೋಧಾಭಾಸಗಳಾಗಿವೆ. ಔಷಧವು ತೀವ್ರವಾದ ಜನ್ಮ ದೋಷಗಳನ್ನು ಉಂಟುಮಾಡಬಹುದು ಅಥವಾ ಶುಶ್ರೂಷಾ ಶಿಶುಗಳಿಗೆ ಹಾನಿ ಮಾಡಬಹುದು. ಮಕ್ಕಳನ್ನು ಹೆರುವ ವಯಸ್ಸಿನ
ಮಹಿಳೆಯರು ಚಿಕಿತ್ಸೆಯ ಸಮಯದಲ್ಲಿ ಮತ್ತು ನಂತರ ಹಲವಾರು ತಿಂಗಳುಗಳವರೆಗೆ ವಿಶ್ವಾಸಾರ್ಹ ಗರ್ಭನಿರೋಧಕವನ್ನು ಹೊಂದಿರಬೇಕು.